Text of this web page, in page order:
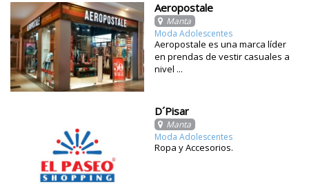
Aeropostale
Manta
Moda Adolescentes
Aeropostale es una marca líder
en prendas de vestir casuales a
nivel ...
D´Pisar
Manta
Moda Adolescentes
Ropa y Accesorios.